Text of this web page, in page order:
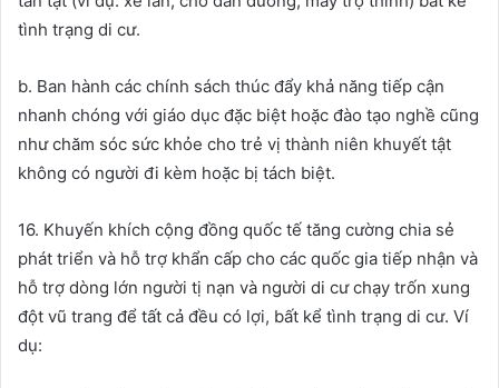
tình trạng di cư.
b. Ban hành các chính sách thúc đẩy khả năng tiếp cận
nhanh chóng với giáo dục đặc biệt hoặc đào tạo nghề cũng
như chăm sóc sức khỏe cho trẻ vị thành niên khuyết tật
không có người đi kèm hoặc bị tách biệt.
16. Khuyến khích cộng đồng quốc tế tăng cường chia sẻ
phát triển và hỗ trợ khẩn cấp cho các quốc gia tiếp nhận và
hỗ trợ dòng lớn người tị nạn và người di cư chạy trốn xung
đột vũ trang để tất cả đều có lợi, bất kể tình trạng di cư. Ví
dụ: